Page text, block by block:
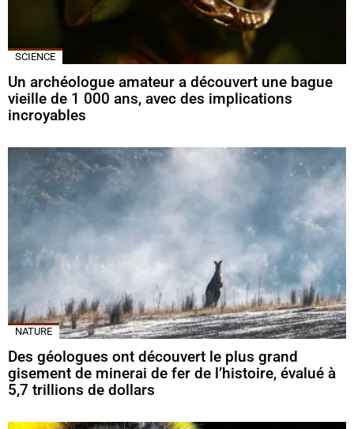
SCIENCE
Un archéologue amateur a découvert une bague
vieille de 1 000 ans, avec des implications
incroyables
NATURE
Des géologues ont découvert le plus grand
gisement de minerai de fer de l’histoire, évalué à
5,7 trillions de dollars